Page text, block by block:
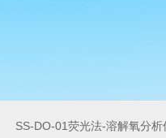
SS-DO-01荧光法-溶解氧分析